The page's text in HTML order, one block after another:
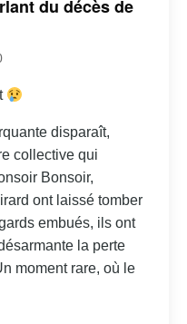
du décès de
disparaît,
collective qui
Bonsoir,
ont laissé tomber
embués, ils ont
la perte
moment rare, où le